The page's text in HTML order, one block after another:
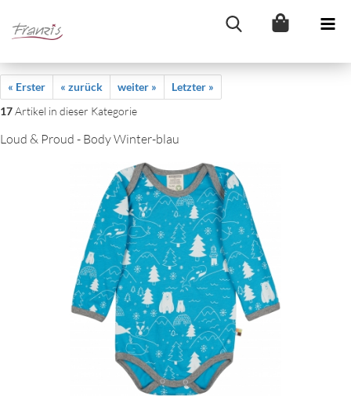
« Erster « zurück weiter »
Letzter »
17Artikel in dieser Kategorie
Loud & Proud - Body Winter-blau